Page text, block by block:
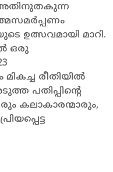
ഉത്സവമായി മാറി.
ഒരു
രീതിയിൽ
പതിപ്പിന്റെ
കലാകാരന്മാരും,